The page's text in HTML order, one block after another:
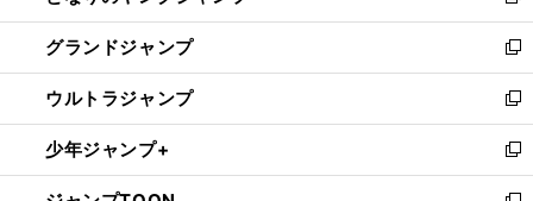
ウ
で
開
く
ン
ド
ウ
で
開
く
ウ
ィ
ン
ド
ウ
で
開
し
い
ウ
ィ
ン
ド
ウ
グランドジャンプ
新
し
い
ウ
ィ
ン
ウルトラジャンプ
新
し
い
ウ
少年ジャンプ+
新
し